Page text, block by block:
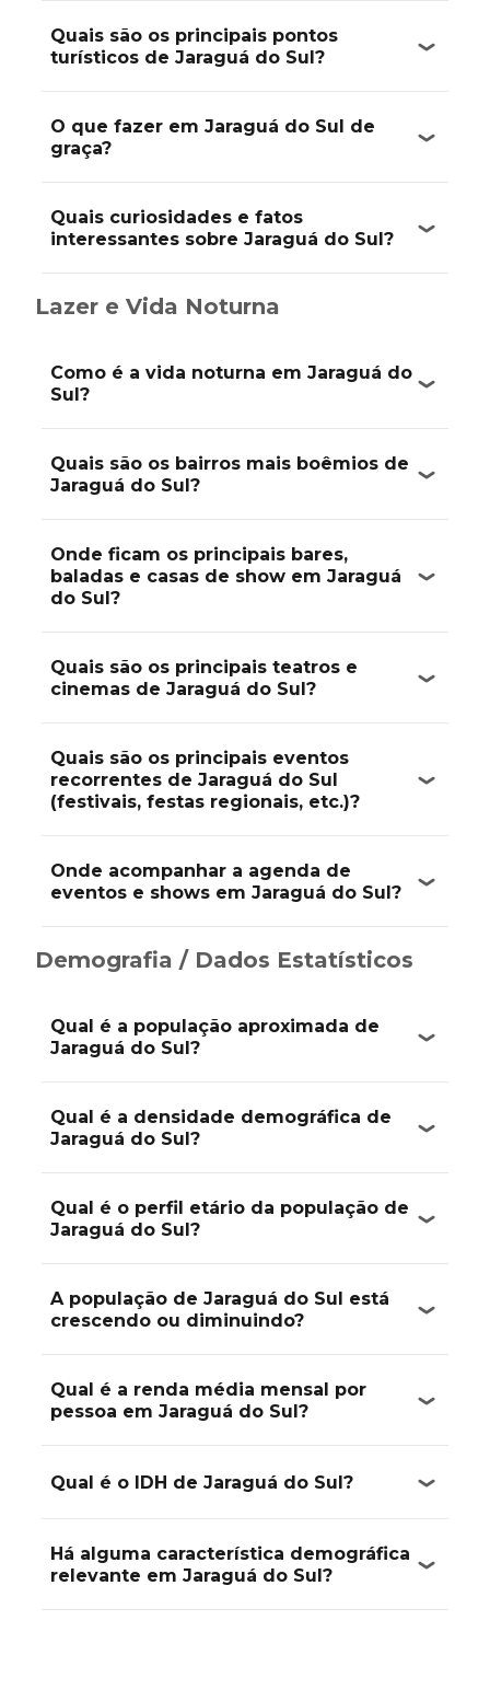
Quais são os principais pontos
turísticos de Jaraguá do Sul?
O que fazer em Jaraguá do Sul de
graça?
Quais curiosidades e fatos
interessantes sobre Jaraguá do Sul?
Lazer e Vida Noturna
Como é a vida noturna em Jaraguá do
Sul?
Quais são os bairros mais boêmios de
Jaraguá do Sul?
Onde ficam os principais bares,
baladas e casas de show em Jaraguá
do Sul?
Quais são os principais teatros e
cinemas de Jaraguá do Sul?
Quais são os principais eventos
recorrentes de Jaraguá do Sul
(festivais, festas regionais, etc.)?
Onde acompanhar a agenda de
eventos e shows em Jaraguá do Sul?
Demografia / Dados Estatísticos
Qual é a população aproximada de
Jaraguá do Sul?
Qual é a densidade demográfica de
Jaraguá do Sul?
Qual é o perfil etário da população de
Jaraguá do Sul?
A população de Jaraguá do Sul está
crescendo ou diminuindo?
Qual é a renda média mensal por
pessoa em Jaraguá do Sul?
Qual é o IDH de Jaraguá do Sul?
Há alguma característica demográfica
relevante em Jaraguá do Sul?